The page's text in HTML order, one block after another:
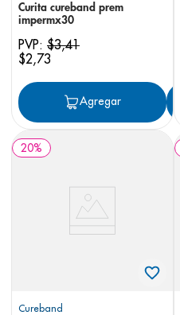
Curita cureband prem
impermx30
PVP: $3,41
$2,73
Agregar
20%
Cureband